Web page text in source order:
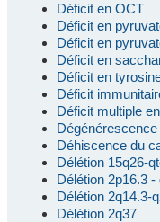
Déficit en OCT
Déficit en
Déficit en
Déficit en
Déficit en
Déficit
Déficit multiple
Déhiscence du
Délétion 15q26-
Délétion 2p16.3
Délétion 2q14.3-
Délétion 2q37